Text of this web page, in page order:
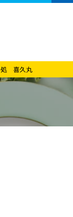
処 喜久丸